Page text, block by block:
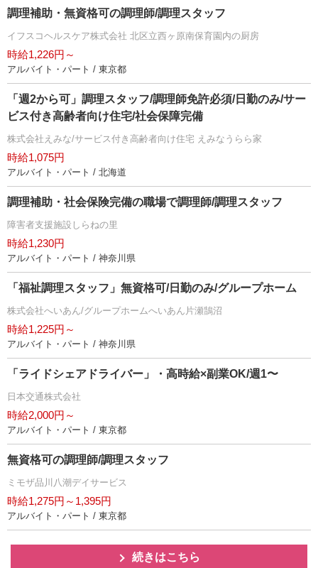
調理補助・無資格可の調理師/調理スタッフ
イフスコヘルスケア株式会社 北区立西ヶ原南保育園内の厨房
時給1,226円～
アルバイト・パート / 東京都
「週2から可」調理スタッフ/調理師免許必須/日勤のみ/サー
ビス付き高齢者向け住宅/社会保障完備
株式会社えみな/サービス付き高齢者向け住宅 えみなうらら家
時給1,075円
アルバイト・パート / 北海道
調理補助・社会保険完備の職場で調理師/調理スタッフ
障害者支援施設しらねの里
時給1,230円
アルバイト・パート / 神奈川県
「福祉調理スタッフ」無資格可/日勤のみ/グループホーム
株式会社へいあん/グループホームへいあん片瀬鵠沼
時給1,225円～
アルバイト・パート / 神奈川県
「ライドシェアドライバー」・高時給×副業OK/週1〜
日本交通株式会社
時給2,000円～
アルバイト・パート / 東京都
無資格可の調理師/調理スタッフ
ミモザ品川八潮デイサービス
時給1,275円～1,395円
アルバイト・パート / 東京都
続きはこちら